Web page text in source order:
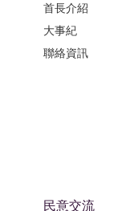
首長介紹
大事紀
聯絡資訊
民意交流